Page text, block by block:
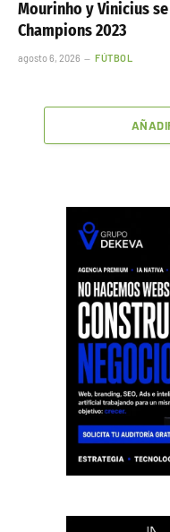
Mourinho y Vinicius
Champions 2023
agosto 6, 2026 FÚTBOL